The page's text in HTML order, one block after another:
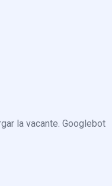
la vacante. Googlebot